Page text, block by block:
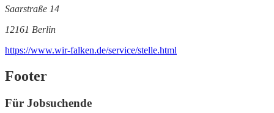
Saarstraße 14
12161 Berlin
https://www.wir-falken.de/service/stelle.html
Footer
Für Jobsuchende